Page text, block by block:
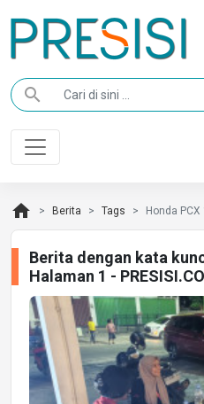
search
home Berita Tags Honda PCX
Berita dengan kata
Halaman 1 - PRESISI.CO